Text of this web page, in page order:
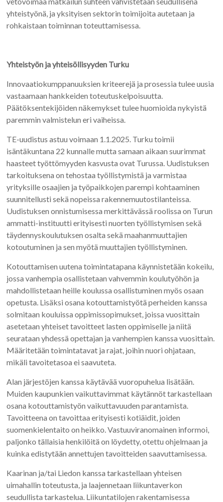
yhteistyönä, ja yksityisen sektorin toimijoita autetaan ja
rohkaistaan toiminnan toteuttamisessa.
Yhteistyön ja yhteisöllisyyden Turku
Innovaatiokumppanuuksien kriteerejä ja prosessia tulee uusia
vastaamaan hankkeiden toteutuskelpoisuutta.
Päätöksentekijöiden näkemykset tulee huomioida nykyistä
paremmin valmistelun eri vaiheissa.
TE-uudistus astuu voimaan 1.1.2025. Turku toimii
isäntäkuntana 22 kunnalle mutta samaan aikaan suurimmat
haasteet työttömyyden kasvusta ovat Turussa. Uudistuksen
tarkoituksena on tehostaa työllistymistä ja varmistaa
yrityksille osaajien ja työpaikkojen parempi kohtaaminen
suunnitellusti sekä nopeissa rakennemuutostilanteissa.
Uudistuksen onnistumisessa merkittävässä roolissa on Turun
ammatti-instituutti erityisesti nuorten työllistymisen sekä
täydennyskoulutuksen osalta sekä maahanmuuttajien
kotoutuminen ja sen myötä muuttajien työllistyminen.
Kotouttamisen uutena toimintatapana käynnistetään kokeilu,
jossa vanhempia osallistetaan vahvemmin koulutyöhön ja
mahdollistetaan heille koulussa osallistuminen myös osaan
opetusta. Lisäksi osana kotouttamistyötä perheiden kanssa
solmitaan kouluissa oppimissopimukset, joissa vuosittain
asetetaan yhteiset tavoitteet lasten oppimiselle ja niitä
seurataan yhdessä opettajan ja vanhempien kanssa vuosittain.
Määritetään toimintatavat ja rajat, joihin nuori ohjataan,
mikäli tavoitetasoa ei saavuteta.
Alan järjestöjen kanssa käytävää vuoropuhelua lisätään.
Muiden kaupunkien vaikuttavimmat käytännöt tarkastellaan
osana kotouttamistyön vaikuttavuuden parantamista.
Tavoitteena on tavoittaa erityisesti kotiäidit, joiden
suomenkielentaito on heikko. Vastuuviranomainen informoi,
paljonko tällaisia henkilöitä on löydetty, otettu ohjelmaan ja
kuinka edistytään annettujen tavoitteiden saavuttamisessa.
Kaarinan ja/tai Liedon kanssa tarkastellaan yhteisen
uimahallin toteutusta, ja laajennetaan liikuntaverkon
seudullista tarkastelua. Liikuntatilojen rakentamisessa